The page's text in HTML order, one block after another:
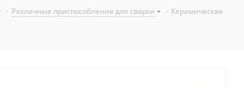
- Различные приспособления для сварки - Керамическая